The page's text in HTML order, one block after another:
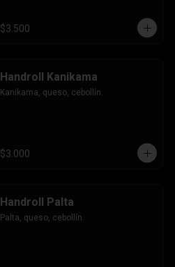
$3.500
Handroll Kanikama
Kanikama, queso, cebollín.
$3.000
Handroll Palta
Palta, queso, cebollín.